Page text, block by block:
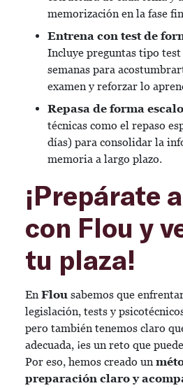
memorización en la fase
Entrena con test de
Incluye preguntas tipo
semanas para
examen y reforzar lo
Repasa de forma
técnicas como el repaso
días) para consolidar la
memoria a largo plazo.
¡Prepárate
con Flou y
tu plaza!
En Flou sabemos que
legislación, tests y
pero también tenemos claro
adecuada, ¡es un reto que
Por eso, hemos creado un
preparación claro y